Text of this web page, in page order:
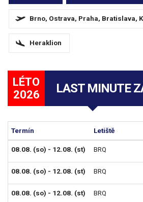
Brno, Ostrava, Praha, Bratislava,
Heraklion
LÉTO
2026
LAST MINUTE
Termín Letiště
08.08. (so) - 12.08. (st) BRQ
08.08. (so) - 12.08. (st) BRQ
08.08. (so) - 12.08. (st) BRQ